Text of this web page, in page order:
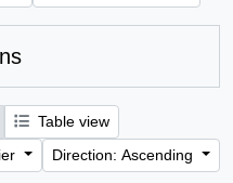
Table view
Direction: Ascending